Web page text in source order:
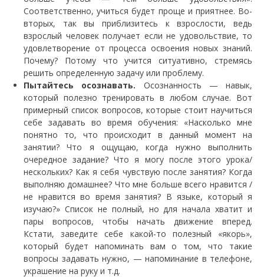
Соответственно, учиться будет проще и приятнее. Во-
вторых, так вы приблизитесь к взрослости, ведь
взрослый человек получает если не удовольствие, то
удовлетворение от процесса освоения новых знаний.
Почему? Потому что учится ситуативно, стремясь
решить определенную задачу или проблему.
Пытайтесь осознавать. Осознанность — навык,
который полезно тренировать в любом случае. Вот
примерный список вопросов, которые стоит научиться
себе задавать во время обучения: «Насколько мне
понятно то, что происходит в данный момент на
занятии? Что я ощущаю, когда нужно выполнить
очередное задание? Что я могу после этого урока/
нескольких? Как я себя чувствую после занятия? Когда
выполняю домашнее? Что мне больше всего нравится /
не нравится во время занятия? В языке, который я
изучаю?» Список не полный, но для начала хватит и
пары вопросов, чтобы начать движение вперед.
Кстати, заведите себе какой-то полезный «якорь»,
который будет напоминать вам о том, что такие
вопросы задавать нужно, — напоминание в телефоне,
украшение на руку и т.д.